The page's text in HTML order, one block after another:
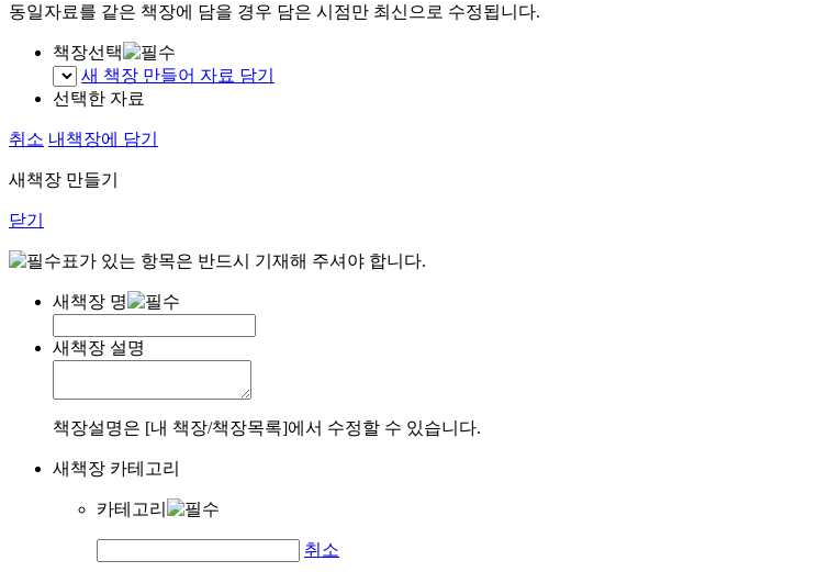
동일자료를 같은 책장에 담을 경우 담은 시점만 최신으로 수정됩니다.
책장선택
새 책장 만들어 자료 담기
선택한 자료
취소 내책장에 담기
새책장 만들기
닫기
표가 있는 항목은 반드시 기재해 주셔야 합니다.
새책장 명
새책장 설명
책장설명은 [내 책장/책장목록]에서 수정할 수 있습니다.
새책장 카테고리
카테고리
취소